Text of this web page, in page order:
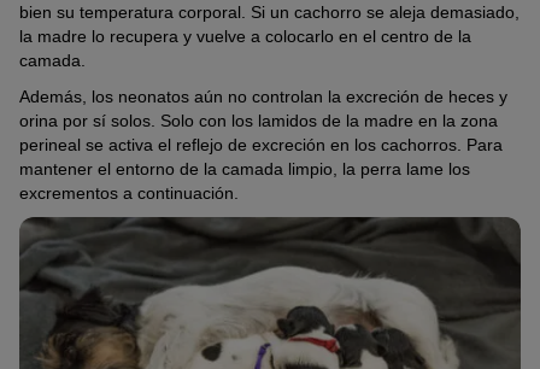
bien su temperatura corporal. Si un cachorro se aleja demasiado,
la madre lo recupera y vuelve a colocarlo en el centro de la
camada.
Además, los neonatos aún no controlan la excreción de heces y
orina por sí solos. Solo con los lamidos de la madre en la zona
perineal se activa el reflejo de excreción en los cachorros. Para
mantener el entorno de la camada limpio, la perra lame los
excrementos a continuación.